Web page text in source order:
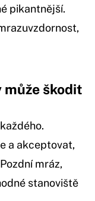
pikantnější.
může škodit
a akceptovat,
mráz,
stanoviště